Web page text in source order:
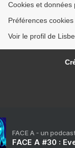
Cookies et données
Préférences cookies
Voir le profil de
FACE A - un
FACE A #30 :